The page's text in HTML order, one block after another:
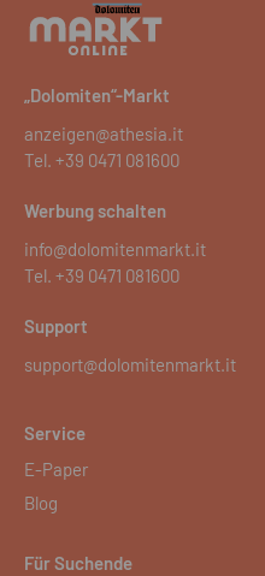
„Dolomiten“-Markt
anzeigen@athesia.it
Tel. +39 0471 081600
Werbung schalten
info@dolomitenmarkt.it
Tel. +39 0471 081600
Support
support@dolomitenmarkt.it
Service
E-Paper
Blog
Für Suchende